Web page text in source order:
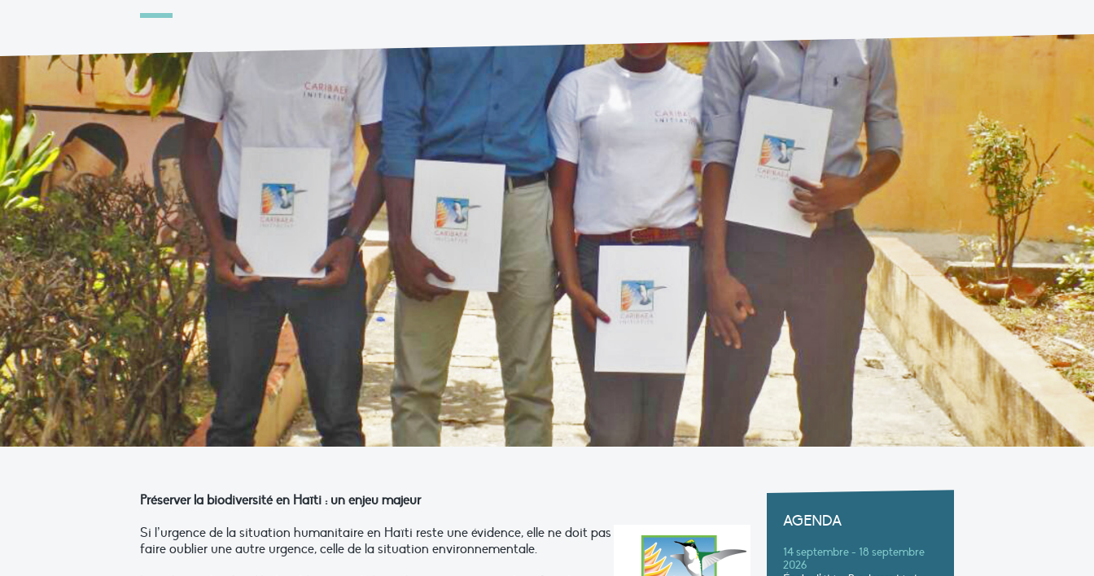
Préserver la biodiversité en Haïti : un enjeu majeur
Si l’urgence de la situation humanitaire en Haïti reste une évidence, elle ne doit pas
faire oublier une autre urgence, celle de la situation environnementale.
AGENDA
14 septembre - 18 septembre
2026